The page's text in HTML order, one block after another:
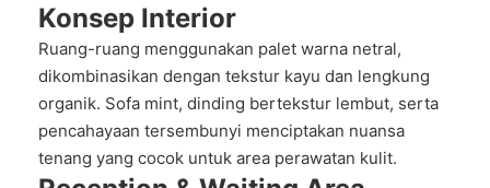
Konsep Interior
Ruang-ruang menggunakan palet warna netral,
dikombinasikan dengan tekstur kayu dan lengkung
organik. Sofa mint, dinding bertekstur lembut, serta
pencahayaan tersembunyi menciptakan nuansa
tenang yang cocok untuk area perawatan kulit.